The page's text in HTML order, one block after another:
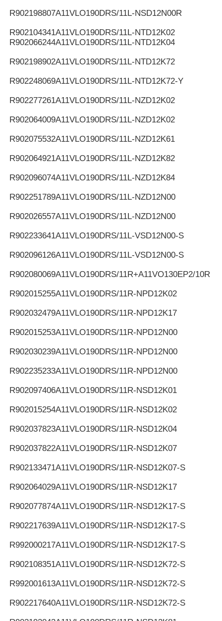
R902198807A11VLO190DRS/11L-NSD12N00R
R902104341A11VLO190DRS/11L-NTD12K02
R902066244A11VLO190DRS/11L-NTD12K04
R902198902A11VLO190DRS/11L-NTD12K72
R902248069A11VLO190DRS/11L-NTD12K72-Y
R902277261A11VLO190DRS/11L-NZD12K02
R902064009A11VLO190DRS/11L-NZD12K02
R902075532A11VLO190DRS/11L-NZD12K61
R902064921A11VLO190DRS/11L-NZD12K82
R902096074A11VLO190DRS/11L-NZD12K84
R902251789A11VLO190DRS/11L-NZD12N00
R902026557A11VLO190DRS/11L-NZD12N00
R902233641A11VLO190DRS/11L-VSD12N00-S
R902096126A11VLO190DRS/11L-VSD12N00-S
R902080069A11VLO190DRS/11R+A11VO130EP2/10R
R902015255A11VLO190DRS/11R-NPD12K02
R902032479A11VLO190DRS/11R-NPD12K17
R902015253A11VLO190DRS/11R-NPD12N00
R902030239A11VLO190DRS/11R-NPD12N00
R902235233A11VLO190DRS/11R-NPD12N00
R902097406A11VLO190DRS/11R-NSD12K01
R902015254A11VLO190DRS/11R-NSD12K02
R902037823A11VLO190DRS/11R-NSD12K04
R902037822A11VLO190DRS/11R-NSD12K07
R902133471A11VLO190DRS/11R-NSD12K07-S
R902064029A11VLO190DRS/11R-NSD12K17
R902077874A11VLO190DRS/11R-NSD12K17-S
R902217639A11VLO190DRS/11R-NSD12K17-S
R992000217A11VLO190DRS/11R-NSD12K17-S
R902108351A11VLO190DRS/11R-NSD12K72-S
R992001613A11VLO190DRS/11R-NSD12K72-S
R902217640A11VLO190DRS/11R-NSD12K72-S